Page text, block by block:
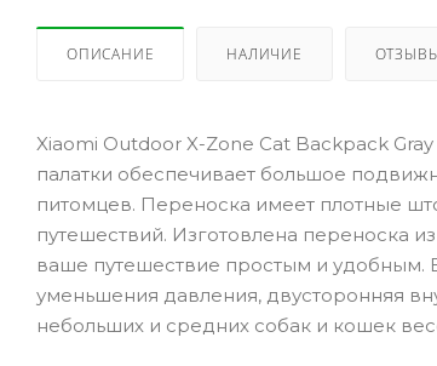
ОПИСАНИЕ НАЛИЧИЕ
Xiaomi Outdoor X-Zone Cat Backpack
палатки обеспечивает большое
питомцев. Переноска имеет плотные
путешествий. Изготовлена переноска
ваше путешествие простым и
уменьшения давления, двусторонняя
небольших и средних собак и кошек